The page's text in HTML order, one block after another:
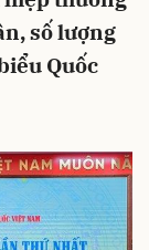
số lượng
Quốc